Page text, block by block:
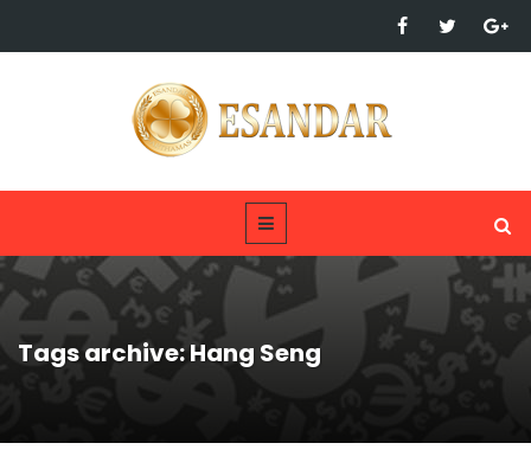
Tags archive: Hang Seng